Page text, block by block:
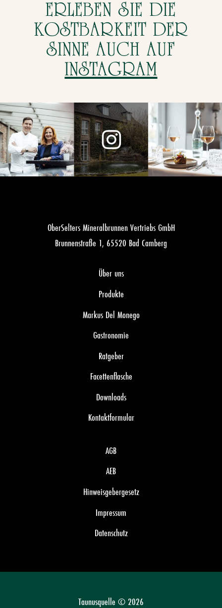
ERLEBEN SIE DIE
KOSTBARKEITDER
SINNE AUCH AUF
INSTAGRAM
OberSelters Mineralbrunnen Vertriebs GmbH
Brunnenstraße 1, 65520 Bad Camberg
Über uns
Produkte
Markus Del Monego
Gastronomie
Ratgeber
Facettenflasche
Downloads
Kontaktformular
AGB
AEB
Hinweisgebergesetz
Impressum
Datenschutz
Taunusquelle © 2026